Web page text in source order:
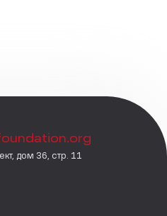
дом 36, стр. 11